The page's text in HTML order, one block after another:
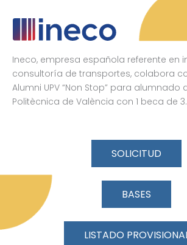
Ineco, empresa española referente en
consultoría de transportes, colabora
Alumni UPV “Non Stop” para alumnado
Politècnica de València con 1 beca de
SOLICITUD
BASES
LISTADO